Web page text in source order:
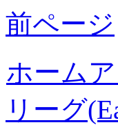
前ページ
ホーム
リーグ